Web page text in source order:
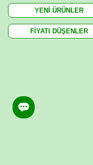
YENİ ÜRÜNLER
FİYATI DÜŞENLER